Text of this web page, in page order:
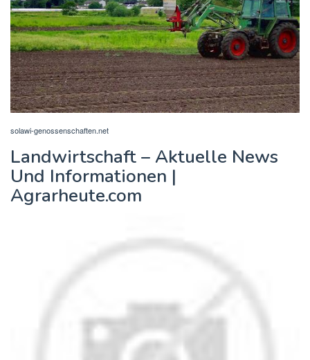
solawi-genossenschaften.net
Landwirtschaft – Aktuelle News
Und Informationen |
Agrarheute.com